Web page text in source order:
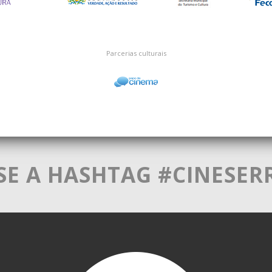
Parcerias culturais
A HASHTAG